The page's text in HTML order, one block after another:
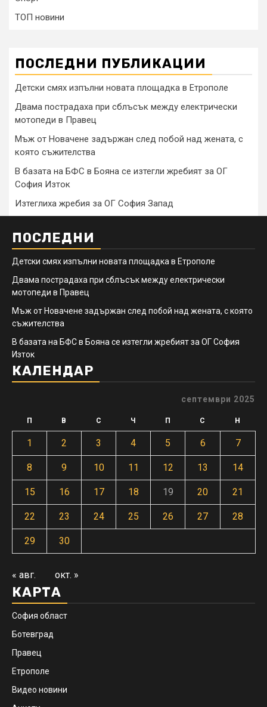
ТОП новини
ПОСЛЕДНИ ПУБЛИКАЦИИ
Детски смях изпълни новата площадка в Етрополе
Двама пострадаха при сблъсък между електрически
мотопеди в Правец
Мъж от Новачене задържан след побой над жената, с
която съжителства
В базата на БФС в Бояна се изтегли жребият за ОГ
София Изток
Изтеглиха жребия за ОГ София Запад
ПОСЛЕДНИ
Детски смях изпълни новата площадка в Етрополе
Двама пострадаха при сблъсък между електрически
мотопеди в Правец
Мъж от Новачене задържан след побой над жената, с която
съжителства
В базата на БФС в Бояна се изтегли жребият за ОГ София
Изток
КАЛЕНДАР
септември 2025
П В С Ч П С Н
1 2 3 4 5 6 7
8 9 10 11 12 13 14
15 16 17 18 19 20 21
22 23 24 25 26 27 28
29 30
« авг. окт. »
КАРТА
София област
Ботевград
Правец
Етрополе
Видео новини